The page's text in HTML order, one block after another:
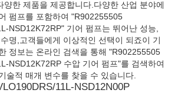
양한 제품을 제공합니다.다양한 산업 분야에
펌프를 포함하여 "R902255505
NSD12K72RP" 기어 펌프는 뛰어난 성능,
명,고객들에게 이상적인 선택이 되죠이 기
정보는 온라인 검색을 통해 "R902255505
NSD12K72RP 수압 기어 펌프"를 검색하여
술적 매개 변수를 찾을 수 있습니다.
11L-NSD12N00P